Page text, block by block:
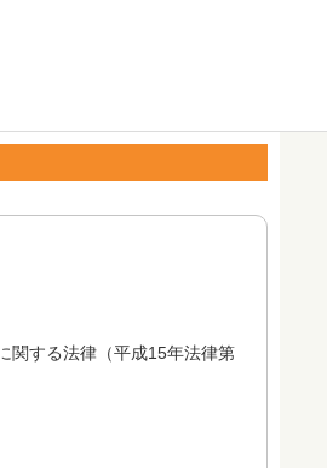
関する法律（平成15年法律第